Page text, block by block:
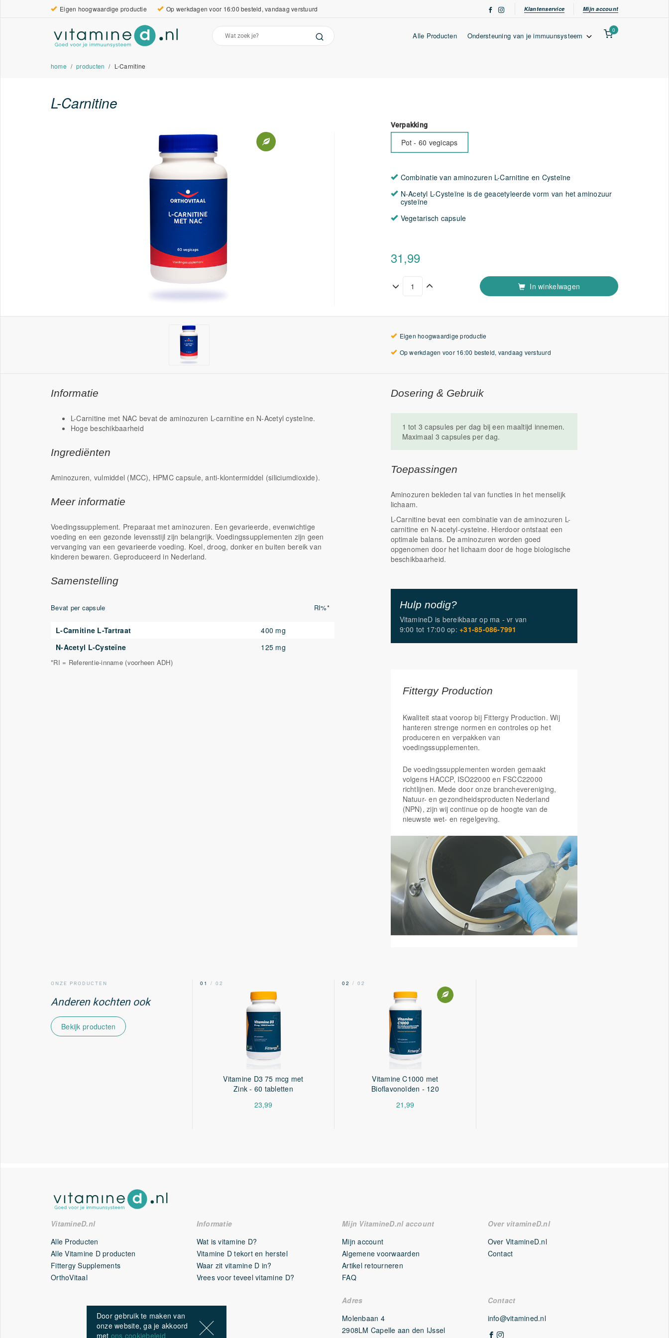
Eigen hoogwaardige productie Op werkdagen voor 16:00 besteld, vandaag verstuurd Klantenservice Mijn account
Alle Producten Ondersteuning van je immuunsysteem
0
home producten L-Carnitine
L-Carnitine
Verpakking
Pot - 60 vegicaps
Combinatie van aminozuren L-Carnitine en Cysteïne
N-Acetyl L-Cysteïne is de geacetyleerde vorm van het aminozuur
cysteïne
Vegetarisch capsule
31,99
In winkelwagen
Eigen hoogwaardige productie
Op werkdagen voor 16:00 besteld, vandaag verstuurd
Informatie
L-Carnitine met NAC bevat de aminozuren L-carnitine en N-Acetyl cysteïne.
Hoge beschikbaarheid
Ingrediënten
Aminozuren, vulmiddel (MCC), HPMC capsule, anti-klontermiddel (siliciumdioxide).
Meer informatie
Voedingssupplement. Preparaat met aminozuren. Een gevarieerde, evenwichtige
voeding en een gezonde levensstijl zijn belangrijk. Voedingssupplementen zijn geen
vervanging van een gevarieerde voeding. Koel, droog, donker en buiten bereik van
kinderen bewaren. Geproduceerd in Nederland.
Samenstelling
Bevat per capsule RI%*
L-Carnitine L-Tartraat
400 mg
N-Acetyl L-Cysteïne
125 mg
*RI = Referentie-inname (voorheen ADH)
Dosering & Gebruik
1 tot 3 capsules per dag bij een maaltijd innemen.
Maximaal 3 capsules per dag.
Toepassingen
Aminozuren bekleden tal van functies in het menselijk
lichaam.
L-Carnitine bevat een combinatie van de aminozuren L-
carnitine en N-acetyl-cysteine. Hierdoor ontstaat een
optimale balans. De aminozuren worden goed
opgenomen door het lichaam door de hoge biologische
beschikbaarheid.
Hulp nodig?
VitamineD is bereikbaar op ma - vr van
9:00 tot 17:00 op:+31-85-086-7991
Fittergy Production
Kwaliteit staat voorop bij Fittergy Production. Wij
hanteren strenge normen en controles op het
produceren en verpakken van
voedingssupplementen.
De voedingssupplementen worden gemaakt
volgens HACCP, ISO22000 en FSCC22000
richtlijnen. Mede door onze branchevereniging,
Natuur- en gezondheidsproducten Nederland
(NPN), zijn wij continue op de hoogte van de
nieuwste wet- en regelgeving.
ONZE PRODUCTEN
Anderen kochten ook
Bekijk producten
00 / 02 01 / 02
Vitamine D3 75 mcg met
Zink - 60 tabletten
23,99
02 / 02
Vitamine C1000 met
Bioflavonoïden - 120
21,99
VitamineD.nl
Alle Producten
Alle Vitamine D producten
Fittergy Supplements
OrthoVitaal
Informatie
Wat is vitamine D?
Vitamine D tekort en herstel
Waar zit vitamine D in?
Vrees voor teveel vitamine D?
Mijn VitamineD.nl account
Mijn account
Algemene voorwaarden
Artikel retourneren
FAQ
Over vitamineD.nl
Over VitamineD.nl
Contact
Adres
Molenbaan 4
2908LM Capelle aan den IJssel
Contact
info@vitamined.nl
Door gebruik te maken van
onze website, ga je akkoord
met ons cookiebeleid